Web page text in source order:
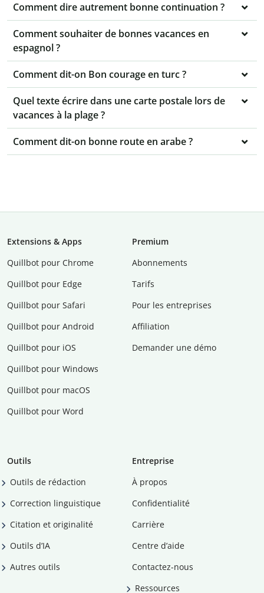
Comment dire autrement bonne continuation ?
Comment souhaiter de bonnes vacances en
espagnol ?
Comment dit-on Bon courage en turc ?
Quel texte écrire dans une carte postale lors de
vacances à la plage ?
Comment dit-on bonne route en arabe ?
Extensions & Apps
Quillbot pour Chrome
Quillbot pour Edge
Quillbot pour Safari
Quillbot pour Android
Quillbot pour iOS
Quillbot pour Windows
Quillbot pour macOS
Quillbot pour Word
Premium
Abonnements
Tarifs
Pour les entreprises
Affiliation
Demander une démo
Outils
Outils de rédaction
Correction linguistique
Citation et originalité
Outils d’IA
Autres outils
Entreprise
À propos
Confidentialité
Carrière
Centre d’aide
Contactez-nous
Ressources